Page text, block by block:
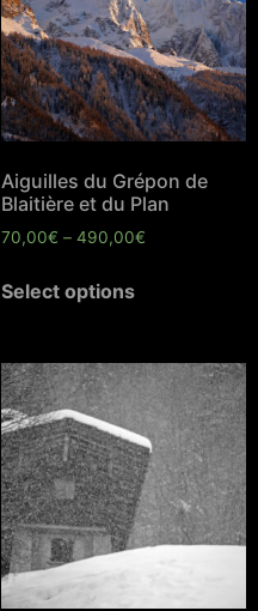
Aiguilles du Grépon de
Blaitière et du Plan
70,00€ – 490,00€
Select options